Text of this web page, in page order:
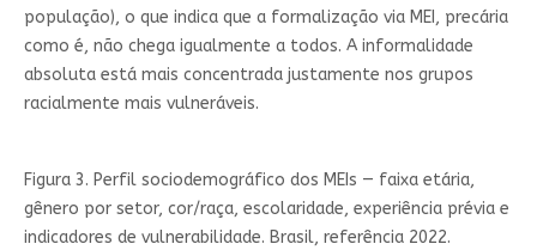
população), o que indica que a formalização via MEI, precária
como é, não chega igualmente a todos. A informalidade
absoluta está mais concentrada justamente nos grupos
racialmente mais vulneráveis.
Figura 3. Perfil sociodemográfico dos MEIs — faixa etária,
gênero por setor, cor/raça, escolaridade, experiência prévia e
indicadores de vulnerabilidade. Brasil, referência 2022.